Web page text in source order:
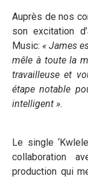
Auprès de nos
son excitation
Music: « James
mêle à toute la
travailleuse et
étape notable
intelligent ».
Le single
collaboration
production qui